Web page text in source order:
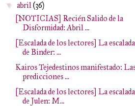
▼ abril(36)
[NOTICIAS] Recién Salido de la
Disformidad: Abril ...
[Escalada de los lectores] La escalada
de Binder: ...
Kairos Tejedestinos manifestado:
predicciones ...
[Escalada de los lectores] La escalada
de Julen: M...